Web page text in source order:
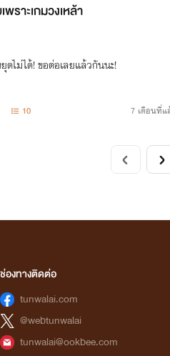
ราะเกมวงเหล้า
ไม่ได้! ขอต่อเลยแล้วกันนะ!
10 7 เดือนที่แ
ช่องทางติดต่อ
tunwalai.com
@webtunwalai
tunwalai@ookbee.com